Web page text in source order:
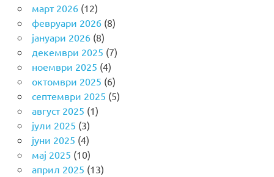
март 2026(12)
февруари 2026(8)
јануари 2026(8)
декември 2025 (7)
ноември 2025 (4)
октомври 2025 (6)
септември 2025 (5)
август 2025 (1)
јули 2025 (3)
јуни 2025 (4)
мај 2025 (10)
април 2025 (13)